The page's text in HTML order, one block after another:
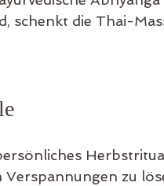
schenkt die Thai-
zu